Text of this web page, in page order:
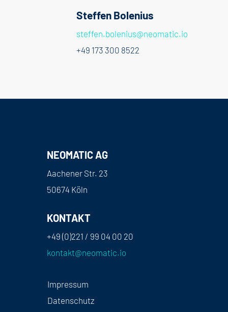
Steffen Bolenius
steffen.bolenius@neomatic.io
+49 173 300 8522
NEOMATIC AG
Aachener Str. 23
50674 Köln
KONTAKT
+49 (0)221 / 99 04 00 20
kontakt@neomatic.io
Impressum
Datenschutz